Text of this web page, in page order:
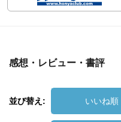
感想・レビュー・書評
並び替え: いいね順